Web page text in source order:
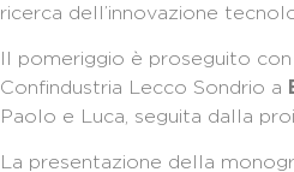
ricerca dell’innovazione
Il pomeriggio è proseguito con
Confindustria Lecco Sondrio a
Paolo e Luca, seguita dalla
La presentazione della